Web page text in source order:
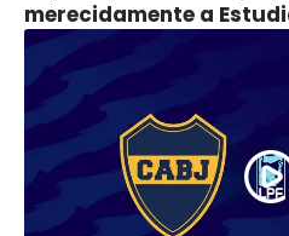
merecidamente a